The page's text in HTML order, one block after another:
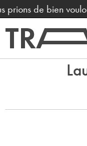
prions de bien